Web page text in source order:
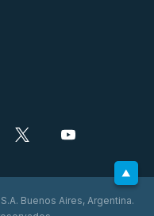
Buenos Aires, Argentina.